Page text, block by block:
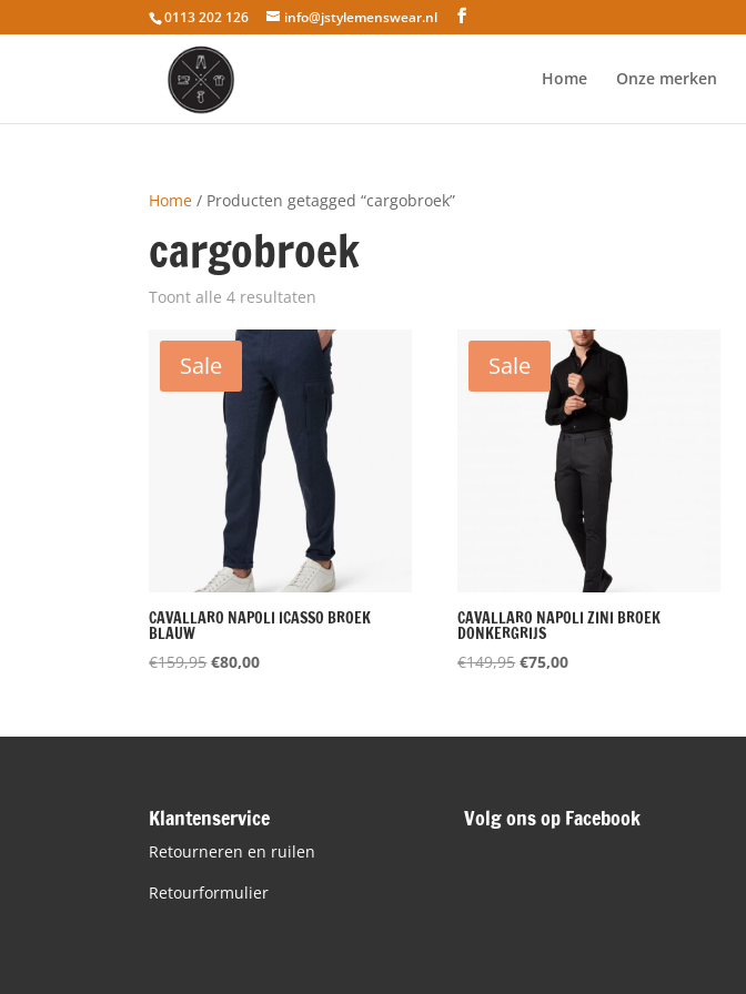
0113 202 126 info@jstylemenswear.nl
Home Onze merken
Home / Producten getagged “cargobroek”
cargobroek
Toont alle 4 resultaten
Sale
CAVALLARO NAPOLI ICASSO BROEK
BLAUW
€159,95Oorspronkelijke
€159,95.
€80,00Huidige
€80,00.
Sale
CAVALLARO NAPOLI ZINI BROEK
DONKERGRIJS
€149,95Oorspronkelijke
€149,95.
€75,00Huidige
€75,00.
Klantenservice
Retourneren en ruilen
Retourformulier
Volg ons op Facebook